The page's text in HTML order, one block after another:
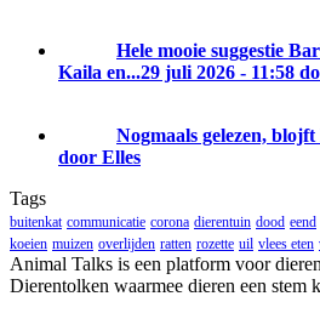
Hele mooie suggestie
Kaila en...29 juli 2026 - 11:58
Nogmaals gelezen,
door Elles
Tags
buitenkat communicatie corona dierentuin dood eend
koeien muizen overlijden ratten rozette uil vlees eten
Animal Talks is een platform voor
Dierentolken waarmee dieren een stem